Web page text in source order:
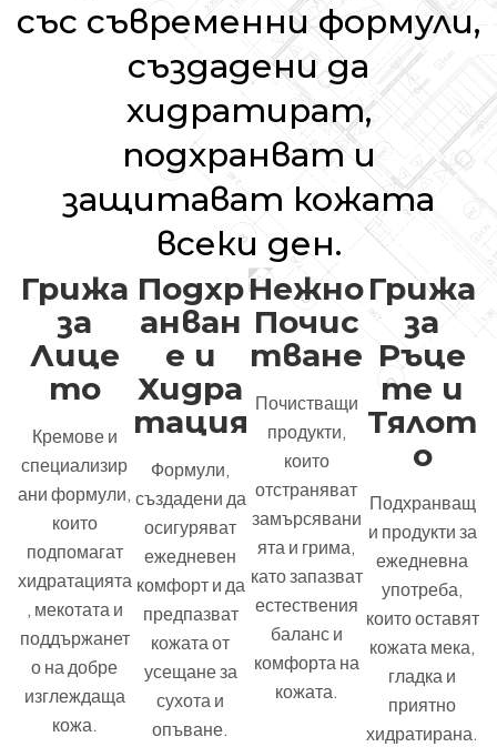
със съвременни формули,
създадени да
хидратират,
подхранват и
защитават кожата
всеки ден.
Грижа
за
Лице
то
Кремове и
специализир
ани формули,
които
подпомагат
хидратацията
, мекотата и
поддържанет
о на добре
изглеждаща
кожа.
Подхр
анван
е и
Хидра
тация
Формули,
създадени да
осигуряват
ежедневен
комфорт и да
предпазват
кожата от
усещане за
сухота и
опъване.
Нежно
Почис
тване
Почистващи
продукти,
които
отстраняват
замърсявани
ята и грима,
като запазват
естествения
баланс и
комфорта на
кожата.
Грижа
за
Ръце
те и
Тялот
о
Подхранващ
и продукти за
ежедневна
употреба,
които оставят
кожата мека,
гладка и
приятно
хидратирана.